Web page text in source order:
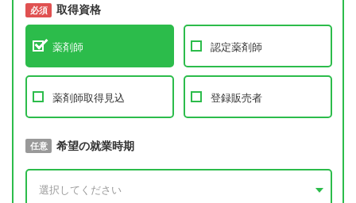
必須 取得資格
薬剤師 認定薬剤師
薬剤師取得見込 登録販売者
必須 取得予定年
任意 希望の就業時期